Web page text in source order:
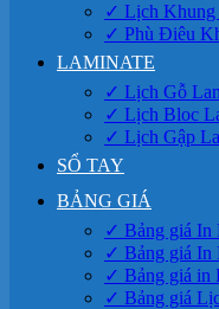
✓ Lịch Khung
✓ Phù Điêu
LAMINATE
✓ Lịch Gỗ
✓ Lịch Bloc
✓ Lịch Gập
SỔ TAY
BẢNG GIÁ
✓ Bảng giá In
✓ Bảng giá In
✓ Bảng giá in
✓ Bảng giá